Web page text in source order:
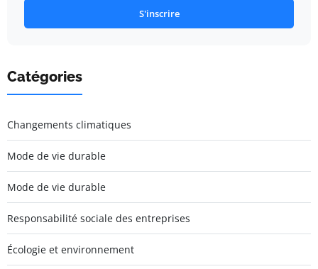
S'inscrire
Catégories
Changements climatiques
Mode de vie durable
Mode de vie durable
Responsabilité sociale des entreprises
Écologie et environnement